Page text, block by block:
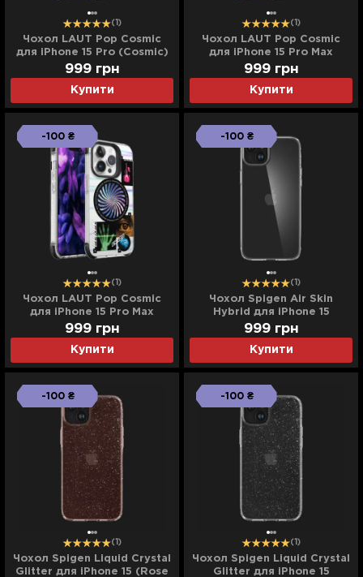
(1)
Чохол LAUT Pop Cosmic
для iPhone 15 Pro (Cosmic)
Купити
999 грн
(1)
Чохол LAUT Pop Cosmic
для iPhone 15 Pro Max
(Retro Мusic)
Купити
999 грн
-100 ₴
(1)
Чохол LAUT Pop Cosmic
для iPhone 15 Pro Max
(Cosmic)
Купити
999 грн
-100 ₴
(1)
Чохол Spigen Air Skin
Hybrid для iPhone 15
(Crystal Clear)
Купити
999 грн
-100 ₴
(1)
Чохол Spigen Liquid Crystal
Glitter для iPhone 15 (Rose
-100 ₴
(1)
Чохол Spigen Liquid Crystal
Glitter для iPhone 15